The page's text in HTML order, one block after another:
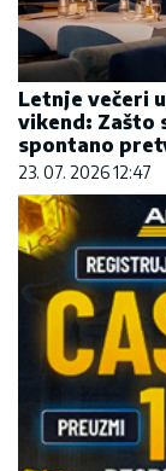
Letnje večeri
vikend: Zašto
spontano
23. 07. 2026 12:47